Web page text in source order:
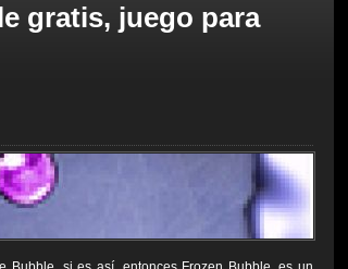
gratis, juego para